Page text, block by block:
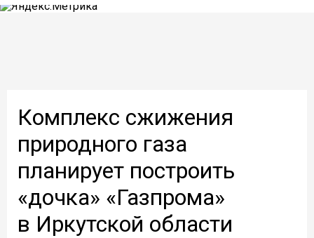
Комплекс сжижения
природного газа
планирует построить
«дочка» «Газпрома»
в Иркутской области